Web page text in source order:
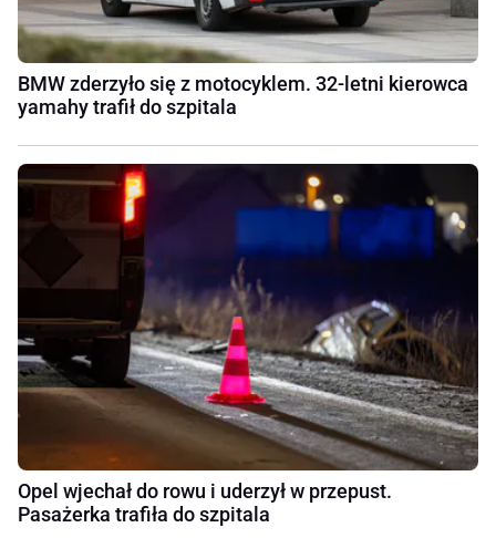
BMW zderzyło się z motocyklem. 32-letni kierowca
yamahy trafił do szpitala
Opel wjechał do rowu i uderzył w przepust.
Pasażerka trafiła do szpitala